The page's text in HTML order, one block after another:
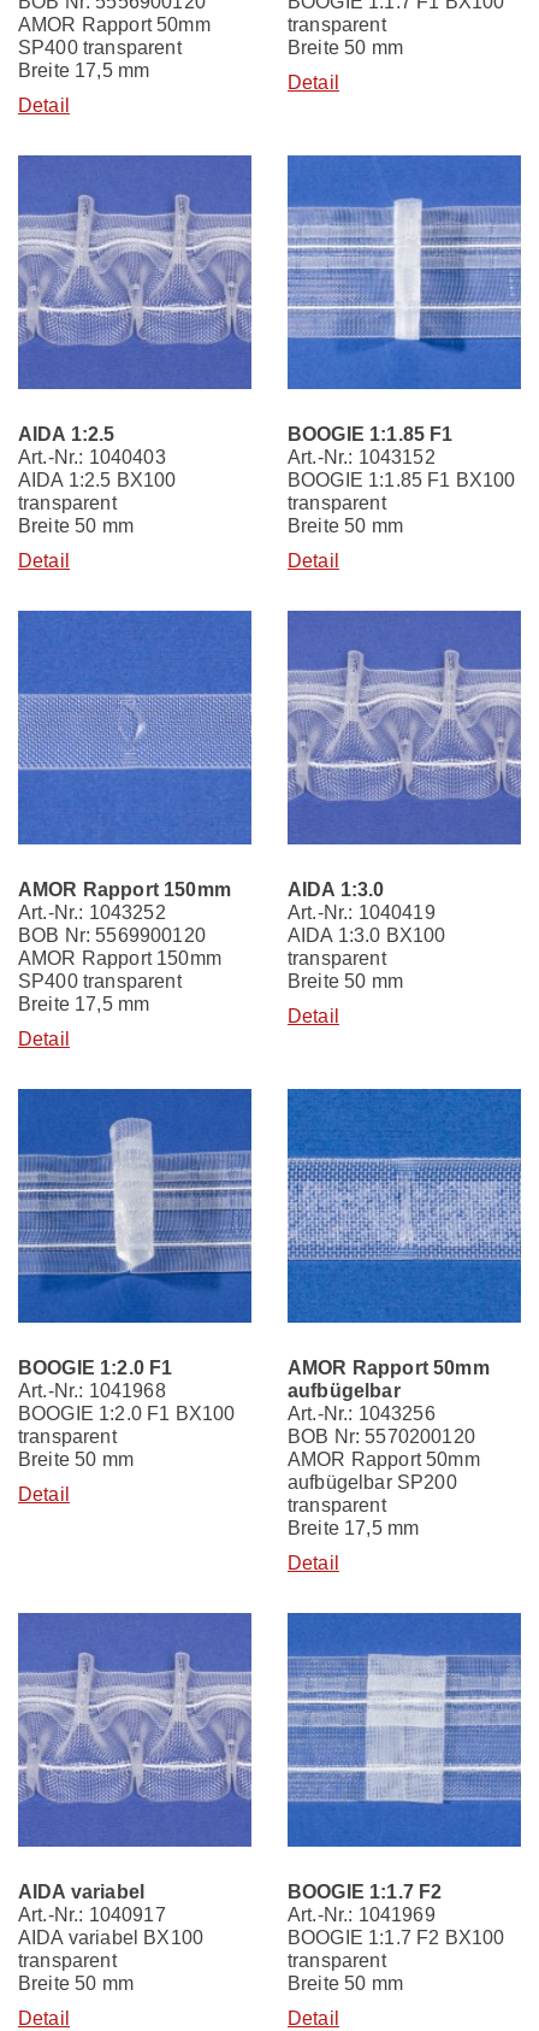
AMOR Rapport 50mm
SP400 transparent
Breite 17,5 mm
Detail
transparent
Breite 50 mm
Detail
AIDA 1:2.5
Art.-Nr.: 1040403
AIDA 1:2.5 BX100
transparent
Breite 50 mm
Detail
BOOGIE 1:1.85 F1
Art.-Nr.: 1043152
BOOGIE 1:1.85 F1 BX100
transparent
Breite 50 mm
Detail
AMOR Rapport 150mm
Art.-Nr.: 1043252
BOB Nr: 5569900120
AMOR Rapport 150mm
SP400 transparent
Breite 17,5 mm
Detail
AIDA 1:3.0
Art.-Nr.: 1040419
AIDA 1:3.0 BX100
transparent
Breite 50 mm
Detail
BOOGIE 1:2.0 F1
Art.-Nr.: 1041968
BOOGIE 1:2.0 F1 BX100
transparent
Breite 50 mm
Detail
AMOR Rapport 50mm
aufbügelbar
Art.-Nr.: 1043256
BOB Nr: 5570200120
AMOR Rapport 50mm
aufbügelbar SP200
transparent
Breite 17,5 mm
Detail
AIDA variabel
Art.-Nr.: 1040917
AIDA variabel BX100
transparent
Breite 50 mm
Detail
BOOGIE 1:1.7 F2
Art.-Nr.: 1041969
BOOGIE 1:1.7 F2 BX100
transparent
Breite 50 mm
Detail